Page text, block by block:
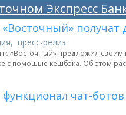
Экспресс
пресс-релиз
«Восточный» предложил
с помощью кешбэка. Об этом
чат-